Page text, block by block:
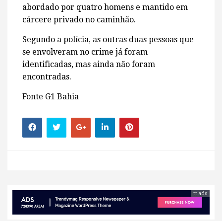
abordado por quatro homens e mantido em
cárcere privado no caminhão.
Segundo a polícia, as outras duas pessoas que
se envolveram no crime já foram
identificadas, mas ainda não foram
encontradas.
Fonte G1 Bahia
tt ads